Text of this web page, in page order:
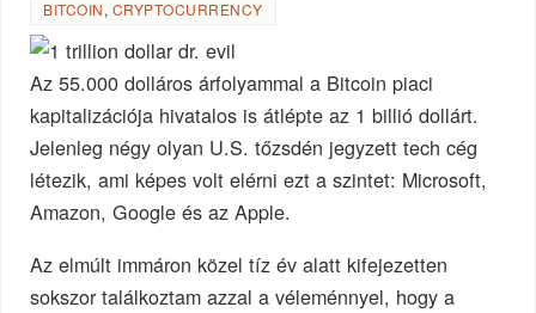
BITCOIN, CRYPTOCURRENCY
Az 55.000 dolláros árfolyammal a Bitcoin piaci
kapitalizációja hivatalos is átlépte az 1 billió dollárt.
Jelenleg négy olyan U.S. tőzsdén jegyzett tech cég
létezik, ami képes volt elérni ezt a szintet: Microsoft,
Amazon, Google és az Apple.
Az elmúlt immáron közel tíz év alatt kifejezetten
sokszor találkoztam azzal a véleménnyel, hogy a